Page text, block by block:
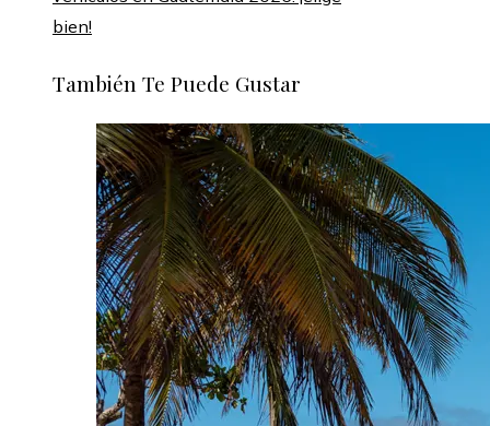
bien!
También Te Puede Gustar